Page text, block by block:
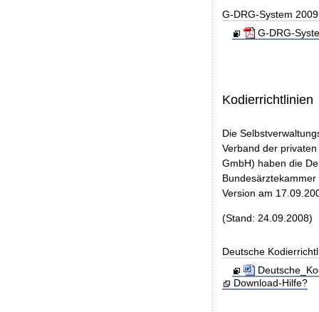
G-DRG-System
G-DRG-
Kodierrichtlinien
Die
Verband der
GmbH) haben die
Version am
(Stand: 24.09.2008)
Deutsche
Download-Hilfe?